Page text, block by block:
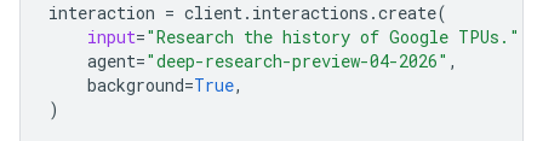
interaction = client. interactions .create(
input="Research the history of Google TPUs."
agent="deep-research-preview-04-2026" ,
background=True,
)